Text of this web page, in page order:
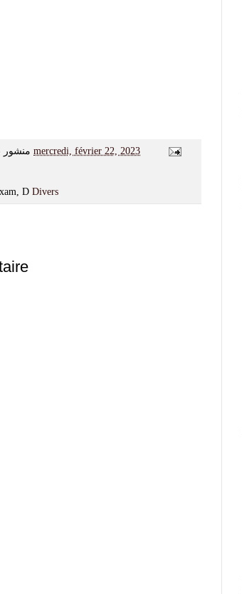
mercredi, février 22, 2023
D Divers